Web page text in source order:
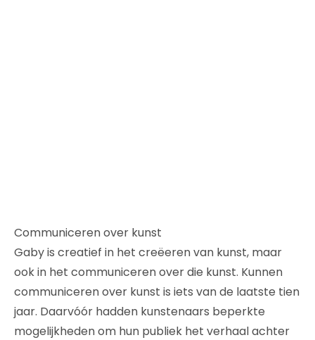
Communiceren over kunst
Gaby is creatief in het creëeren van kunst, maar
ook in het communiceren over die kunst. Kunnen
communiceren over kunst is iets van de laatste tien
jaar. Daarvóór hadden kunstenaars beperkte
mogelijkheden om hun publiek het verhaal achter